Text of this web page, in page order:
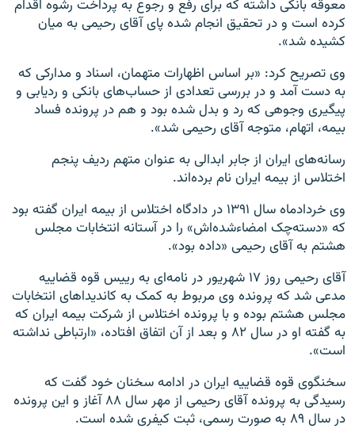
معوقه بانکی داشته که برای رفع و رجوع به پرداخت رشوه اقدام
کرده است و در تحقیق انجام شده پای آقای رحیمی به میان
کشیده شد».
وی تصریح کرد: «بر اساس اظهارات متهمان، اسناد و مدارکی که
به دست آمد و در بررسی تعدادی از حساب‌های بانکی و ردیابی و
پیگیری وجوهی که رد و بدل شده بود و هم در پرونده فساد
بیمه، اتهام، متوجه آقای رحیمی شد».
رسانه‌های ایران از جابر ابدالی به عنوان متهم ردیف پنجم
اختلاس از بیمه ایران نام برده‌اند.
وی خردادماه سال ۱۳۹۱ در دادگاه اختلاس از بیمه ایران گفته بود
که «دسته‌چک امضاءشده‌اش» را در آستانه انتخابات مجلس
هشتم به آقای رحیمی «داده‌ بود».
آقای رحیمی روز ۱۷ شهریور در نامه‌ای به رییس قوه قضاییه
مدعی شد که پرونده وی مربوط به کمک به کاندیداهای انتخابات
مجلس هشتم بوده و با پرونده اختلاس از شرکت بیمه ایران که
به گفته او در سال ۸۲ و بعد از آن اتفاق افتاده، «ارتباطی نداشته
است».
سخنگوی قوه قضاییه ایران در ادامه سخنان خود گفت که
رسیدگی به پرونده آقای رحیمی از مهر سال ۸۸ آغاز و این پرونده
در سال ۸۹ به صورت رسمی، ثبت کیفری شده است.